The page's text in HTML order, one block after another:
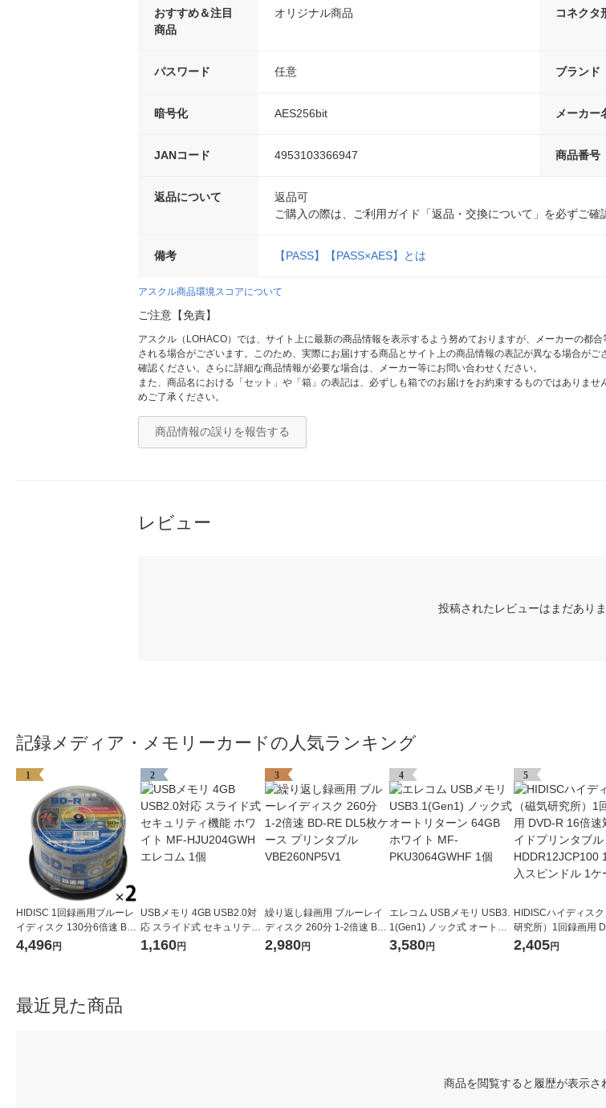
おすすめ＆注目
商品
オリジナル商品 コネクタ
パスワード 任意 ブランド
暗号化 AES256bit メーカー
JANコード 4953103366947 商品番号
返品について
返品可
ご購入の際は、ご利用ガイド「返品・交換について」を必ずご確
備考 【PASS】【PASS×AES】とは
アスクル商品環境スコアについて
ご注意【免責】
アスクル（LOHACO）では、サイト上に最新の商品情報を表示するよう努めておりますが、メーカーの都
される場合がございます。このため、実際にお届けする商品とサイト上の商品情報の表記が異なる場合が
確認ください。さらに詳細な商品情報が必要な場合は、メーカー等にお問い合わせください。
また、商品名における「セット」や「箱」の表記は、必ずしも箱でのお届けをお約束するものではありま
めご了承ください。
商品情報の誤りを報告する
レビュー
投稿されたレビューはまだありま
記録メディア・メモリーカードの人気ランキング
1
HIDISC 1回録画用ブルーレ
イディスク 130分6倍速 BD-
R25GB ホワイトプリンタブ
4,496円
2
USBメモリ 4GB USB2.0対
応 スライド式 セキュリティ
機能 ホワイト MF-HJU204G
1,160円
3
繰り返し録画用 ブルーレイ
ディスク 260分 1-2倍速 BD-
RE DL5枚ケース プリンタブ
2,980円
4
エレコム USBメモリ USB3.
1(Gen1) ノック式 オートリ
ターン 64GB ホワイト MF-P
3,580円
5
HIDISCハイディス
研究所）1回録画用
6倍速対応ワイドプリ
2,405円
最近見た商品
商品を閲覧すると履歴が表示さ